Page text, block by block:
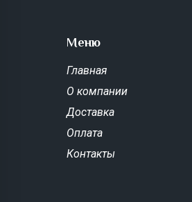
Меню
Главная
О компании
Доставка
Оплата
Контакты